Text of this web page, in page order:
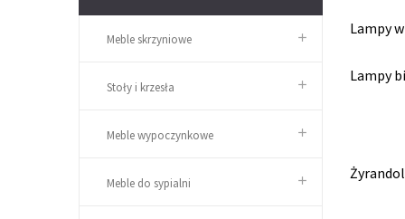
Meble skrzyniowe
Stoły i krzesła
Meble wypoczynkowe
Meble do sypialni
Lampy
Lampy
Żyrandol